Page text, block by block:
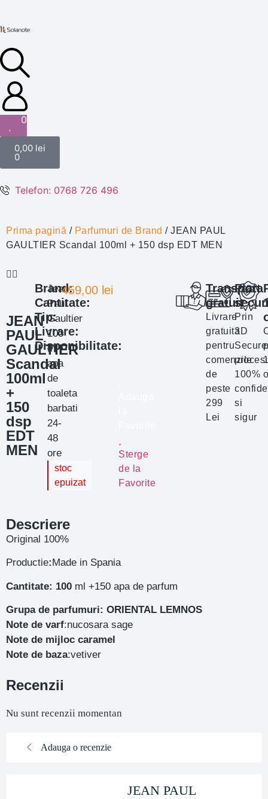
0
0,00 lei
0
Telefon: 0768 726 496
Prima pagină / Parfumuri de Brand / JEAN PAUL
GAULTIER Scandal 100ml + 150 dsp EDT MEN
JEAN
PAUL
GAULTIER
Scandal
100ml
+
150
dsp
EDT
MEN
Brand:
Cantitate:
Tip:
Livrare:
Disponibilitate:
Jean
Paul
Gaultier
100
ml
apa
de
toaleta
barbati
24-
48
ore
stoc
epuizat
459,00 lei
Sterge
de la
Favorite
Transport
gratuit
Livrare
gratuita
pentru
comenzile
de
peste
299
Lei
Plata
Prin
3D
100%
si
sigur
Descriere
Original 100%
Productie: Made in Spania
Cantitate: 100 ml +150 apa de parfum
Grupa de parfumuri: ORIENTAL LEMNOS
Note de varf:nucosara sage
Note de mijloc caramel
Note de baza:vetiver
Recenzii
Nu sunt recenzii momentan
Adauga o recenzie
JEAN PAUL